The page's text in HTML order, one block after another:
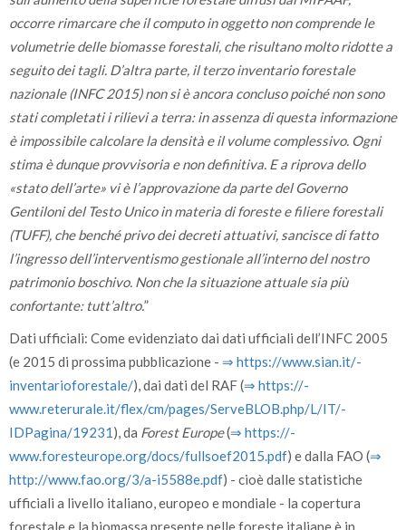
occorre rimarcare che il computo in oggetto non comprende le
volumetrie delle biomasse forestali, che risultano molto ridotte a
seguito dei tagli. D’altra parte, il terzo inventario forestale
nazionale (INFC 2015) non si è ancora concluso poiché non sono
stati completati i rilievi a terra: in assenza di questa informazione
è impossibile calcolare la densità e il volume complessivo. Ogni
stima è dunque provvisoria e non definitiva. E a riprova dello
«stato dell’arte» vi è l’approvazione da parte del Governo
Gentiloni del Testo Unico in materia di foreste e filiere forestali
(TUFF), che benché privo dei decreti attuativi, sancisce di fatto
l’ingresso dell’interventismo gestionale all’interno del nostro
patrimonio boschivo. Non che la situazione attuale sia più
confortante: tutt’altro.”
Dati ufficiali: Come evidenziato dai dati ufficiali dell’INFC 2005
(e 2015 di prossima pubblicazione - ⇒ https:/­/­www.sian.it/­
inventarioforestale/­), dai dati del RAF (⇒ https:/­/­
www.reterurale.it/­flex/­cm/­pages/­ServeBLOB.php/­L/­IT/­
IDPagina/­19231), da Forest Europe(⇒ https:/­/­
www.foresteurope.org/­docs/­fullsoef2015.pdf) e dalla FAO (⇒
http:/­/­www.fao.org/­3/­a-i5588e.pdf) - cioè dalle statistiche
ufficiali a livello italiano, europeo e mondiale - la copertura
forestale e la biomassa presente nelle foreste italiane è in